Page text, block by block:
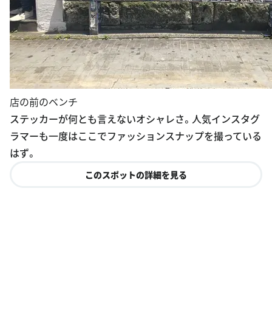
店の前のベンチ
ステッカーが何とも言えないオシャレさ。人気インスタグ
ラマーも一度はここでファッションスナップを撮っている
はず。